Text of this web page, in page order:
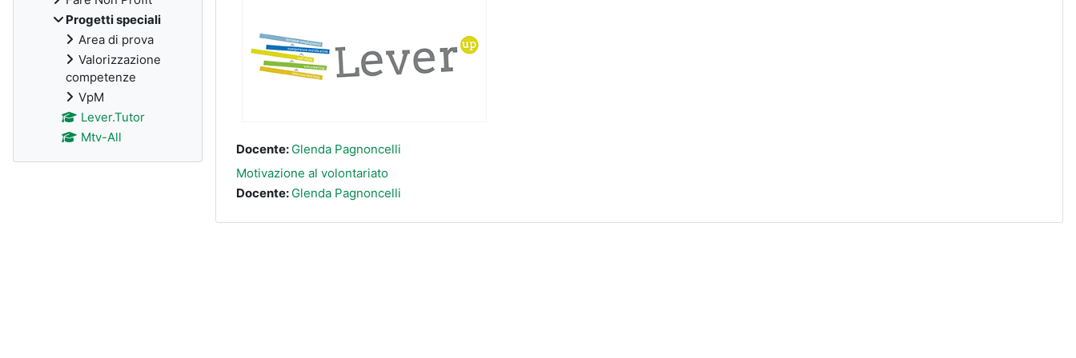
Docente: Glenda Pagnoncelli
Motivazione al volontariato
Docente: Glenda Pagnoncelli
Progetti speciali
Area di prova
Valorizzazione
competenze
VpM
Lever.Tutor
Mtv-All